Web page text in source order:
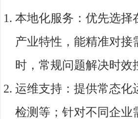
本地化服务：优先选择
产业特性，能精准对接
时，常规问题解决时效
运维支持：提供常态化
检测等；针对不同企业